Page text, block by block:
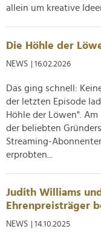
allein um kreative
Die Höhle der
NEWS | 16.02.2026
Das ging schnell:
der letzten Episode
Höhle der Löwen".
der beliebten
Streaming-
erprobten...
Judith Williams
Ehrenpreisträger
NEWS | 14.10.2025